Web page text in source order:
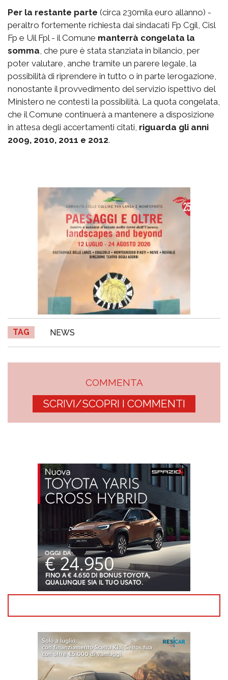
Per la restante parte (circa 230mila euro allanno) -
peraltro fortemente richiesta dai sindacati Fp Cgil, Cisl
Fp e Uil Fpl - il Comune manterrà congelata la
somma , che pure è stata stanziata in bilancio, per
poter valutare, anche tramite un parere legale, la
possibilità di riprendere in tutto o in parte lerogazione,
nonostante il provvedimento del servizio ispettivo del
Ministero ne contesti la possibilità. La quota congelata,
che il Comune continuerà a mantenere a disposizione
in attesa degli accertamenti citati, riguarda gli anni
2009, 2010, 2011 e 2012.
TAG NEWS
COMMENTA
SCRIVI/SCOPRI I COMMENTI